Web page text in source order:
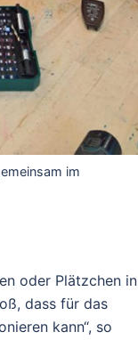
im
oder Plätzchen in
dass für das
kann“, so